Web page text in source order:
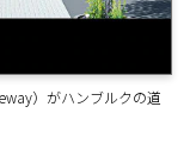
）がハンブルクの道